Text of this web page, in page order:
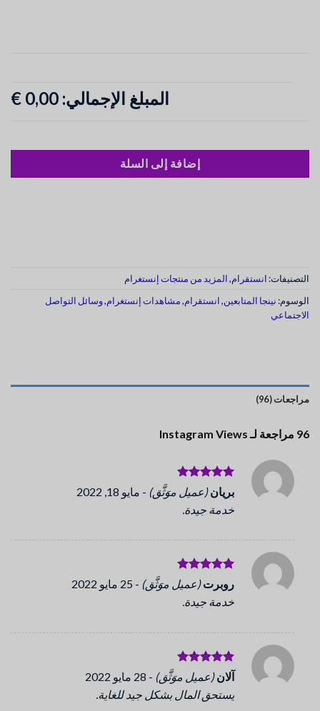
المبلغ الإجمالي: 0,00 €
إضافة إلى السلة
التصنيفات: انستقرام,المزيد من منتجات إنستغرام
الوسوم: نينجا المتابعين,انستقرام,مشاهدات إنستغرام,وسائل التواصل
الاجتماعي
مراجعات (96)
96 مراجعة لـ Instagram Views
تم التقييم
5من 5
بريان(عميل موَثَّق) - مايو 18, 2022
خدمة جيدة.
تم التقييم
5من 5
روبرت(عميل موَثَّق) - 25 مايو 2022
خدمة جيدة.
تم التقييم
5 من 5
آلان(عميل موَثَّق) - 28 مايو 2022
يستحق المال بشكل جيد للغاية.